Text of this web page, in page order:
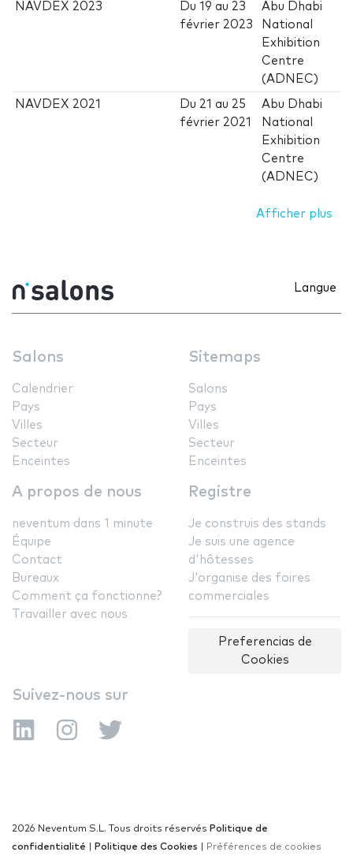
NAVDEX 2023 Du19 au 23
février 2023
Abu Dhabi
National
Exhibition
Centre
(ADNEC)
NAVDEX 2021 Du 21 au 25
février 2021
Abu Dhabi
National
Exhibition
Centre
(ADNEC)
Afficher plus
Langue
Salons
Calendrier
Pays
Villes
Secteur
Enceintes
Sitemaps
Salons
Pays
Villes
Secteur
Enceintes
A propos de nous
neventum dans 1 minute
Équipe
Contact
Bureaux
Comment ça fonctionne?
Travailler avec nous
Registre
Je construis des stands
Je suis une agence
d'hôtesses
J'organise des foires
commerciales
Preferencias de
Cookies
Suivez-nous sur
2026 Neventum S.L. Tous droits réservés Politique de
confidentialité
Politique des Cookies Préférences de cookies